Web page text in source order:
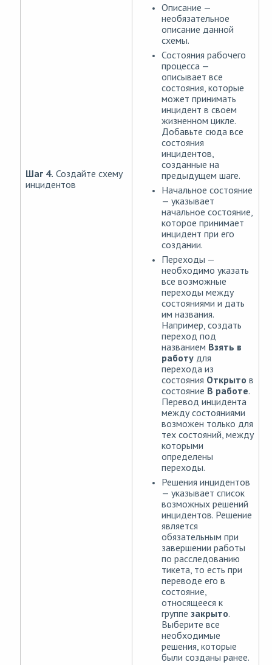
Шаг 4. Создайте схему
инцидентов
Описание —
необязательное
описание данной
схемы.
Состояния рабочего
процесса —
описывает все
состояния, которые
может принимать
инцидент в своем
жизненном цикле.
Добавьте сюда все
состояния
инцидентов,
созданные на
предыдущем шаге.
Начальное состояние
— указывает
начальное состояние,
которое принимает
инцидент при его
создании.
Переходы —
необходимо указать
все возможные
переходы между
состояниями и дать
им названия.
Например, создать
переход под
названием Взять в
работу для
перехода из
состояния Открыто в
состояние В работе.
Перевод инцидента
между состояниями
возможен только для
тех состояний, между
которыми
определены
переходы.
Решения инцидентов
— указывает список
возможных решений
инцидентов. Решение
является
обязательным при
завершении работы
по расследованию
тикета, то есть при
переводе его в
состояние,
относящееся к
группе закрыто.
Выберите все
необходимые
решения, которые
были созданы ранее.